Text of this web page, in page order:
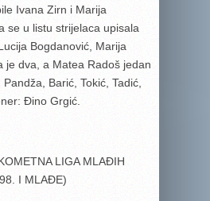
Ivana Zirn i Marija
se u listu strijelaca upisala
Bogdanović, Marija
je dva, a Matea Radoš jedan
Barić, Tokić, Tadić,
Đino Grgić.
LIGA MLAĐIH
I MLAĐE)